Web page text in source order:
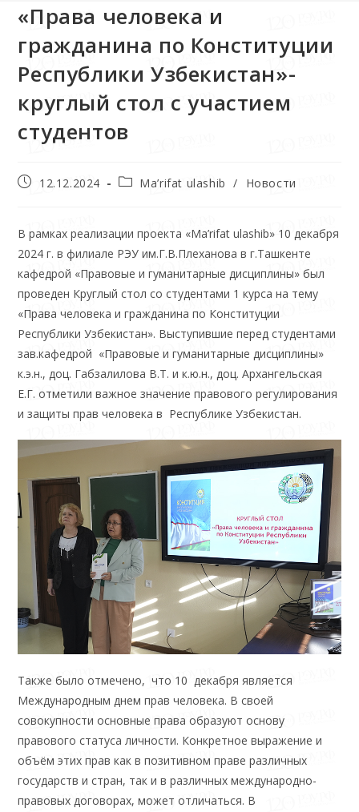
«Права человека и
гражданина по Конституции
Республики Узбекистан»-
круглый стол с участием
студентов
12.12.2024 Ma’rifat ulashib / Новости
В рамках реализации проекта «Ma’rifat ulashib» 10 декабря
2024 г. в филиале РЭУ им.Г.В.Плеханова в г.Ташкенте
кафедрой «Правовые и гуманитарные дисциплины» был
проведен Круглый стол со студентами 1 курса на тему
«Права человека и гражданина по Конституции
Республики Узбекистан». Выступившие перед студентами
зав.кафедрой «Правовые и гуманитарные дисциплины»
к.э.н., доц. Габзалилова В.Т. и к.ю.н., доц. Архангельская
Е.Г. отметили важное значение правового регулирования
и защиты прав человека в Республике Узбекистан.
Также было отмечено, что 10 декабря является
Международным днем прав человека. В своей
совокупности основные права образуют основу
правового статуса личности. Конкретное выражение и
объём этих прав как в позитивном праве различных
государств и стран, так и в различных международно-
правовых договорах, может отличаться. В